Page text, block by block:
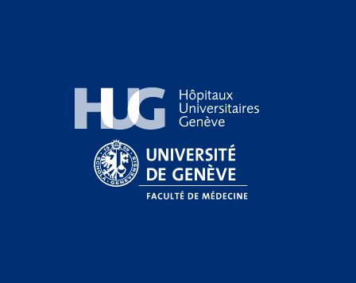
Hôpitaux Universitaires Genève
Université de Genève